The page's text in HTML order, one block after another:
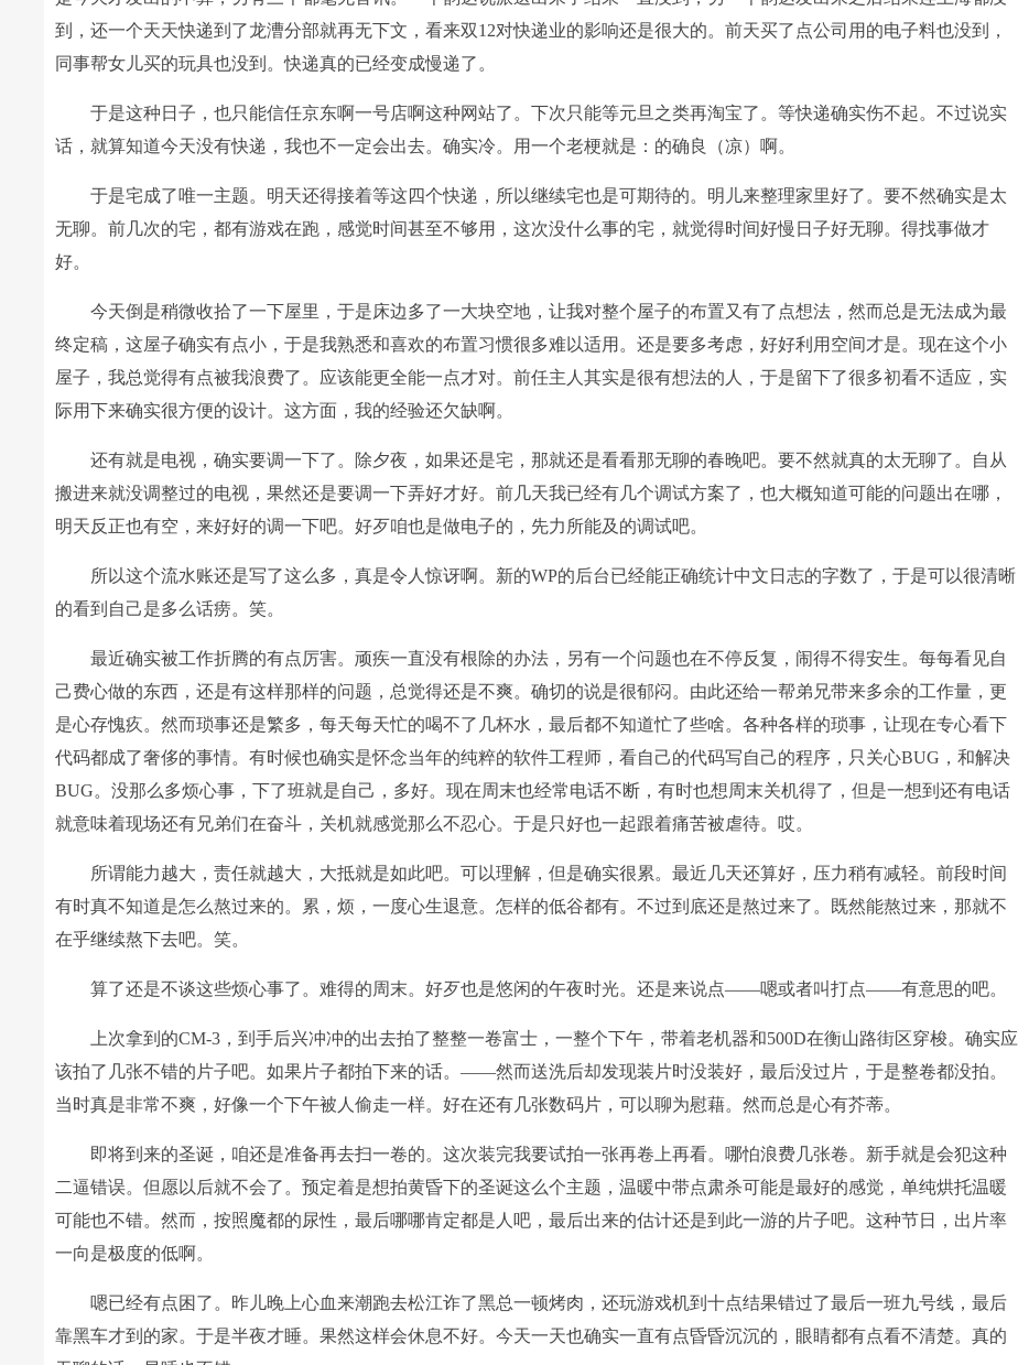
到，还一个天天快递到了龙漕分部就再无下文，看来双12对快递业的影响还是很大的。前天买了点公司用的电子料也没到，
同事帮女儿买的玩具也没到。快递真的已经变成慢递了。
于是这种日子，也只能信任京东啊一号店啊这种网站了。下次只能等元旦之类再淘宝了。等快递确实伤不起。不过说实
话，就算知道今天没有快递，我也不一定会出去。确实冷。用一个老梗就是：的确良（凉）啊。
于是宅成了唯一主题。明天还得接着等这四个快递，所以继续宅也是可期待的。明儿来整理家里好了。要不然确实是太
无聊。前几次的宅，都有游戏在跑，感觉时间甚至不够用，这次没什么事的宅，就觉得时间好慢日子好无聊。得找事做才
好。
今天倒是稍微收拾了一下屋里，于是床边多了一大块空地，让我对整个屋子的布置又有了点想法，然而总是无法成为最
终定稿，这屋子确实有点小，于是我熟悉和喜欢的布置习惯很多难以适用。还是要多考虑，好好利用空间才是。现在这个小
屋子，我总觉得有点被我浪费了。应该能更全能一点才对。前任主人其实是很有想法的人，于是留下了很多初看不适应，实
际用下来确实很方便的设计。这方面，我的经验还欠缺啊。
还有就是电视，确实要调一下了。除夕夜，如果还是宅，那就还是看看那无聊的春晚吧。要不然就真的太无聊了。自从
搬进来就没调整过的电视，果然还是要调一下弄好才好。前几天我已经有几个调试方案了，也大概知道可能的问题出在哪，
明天反正也有空，来好好的调一下吧。好歹咱也是做电子的，先力所能及的调试吧。
所以这个流水账还是写了这么多，真是令人惊讶啊。新的WP的后台已经能正确统计中文日志的字数了，于是可以很清晰
的看到自己是多么话痨。笑。
最近确实被工作折腾的有点厉害。顽疾一直没有根除的办法，另有一个问题也在不停反复，闹得不得安生。每每看见自
己费心做的东西，还是有这样那样的问题，总觉得还是不爽。确切的说是很郁闷。由此还给一帮弟兄带来多余的工作量，更
是心存愧疚。然而琐事还是繁多，每天每天忙的喝不了几杯水，最后都不知道忙了些啥。各种各样的琐事，让现在专心看下
代码都成了奢侈的事情。有时候也确实是怀念当年的纯粹的软件工程师，看自己的代码写自己的程序，只关心BUG，和解决
BUG。没那么多烦心事，下了班就是自己，多好。现在周末也经常电话不断，有时也想周末关机得了，但是一想到还有电话
就意味着现场还有兄弟们在奋斗，关机就感觉那么不忍心。于是只好也一起跟着痛苦被虐待。哎。
所谓能力越大，责任就越大，大抵就是如此吧。可以理解，但是确实很累。最近几天还算好，压力稍有减轻。前段时间
有时真不知道是怎么熬过来的。累，烦，一度心生退意。怎样的低谷都有。不过到底还是熬过来了。既然能熬过来，那就不
在乎继续熬下去吧。笑。
算了还是不谈这些烦心事了。难得的周末。好歹也是悠闲的午夜时光。还是来说点——嗯或者叫打点——有意思的吧。
上次拿到的CM-3，到手后兴冲冲的出去拍了整整一卷富士，一整个下午，带着老机器和500D在衡山路街区穿梭。确实应
该拍了几张不错的片子吧。如果片子都拍下来的话。——然而送洗后却发现装片时没装好，最后没过片，于是整卷都没拍。
当时真是非常不爽，好像一个下午被人偷走一样。好在还有几张数码片，可以聊为慰藉。然而总是心有芥蒂。
即将到来的圣诞，咱还是准备再去扫一卷的。这次装完我要试拍一张再卷上再看。哪怕浪费几张卷。新手就是会犯这种
二逼错误。但愿以后就不会了。预定着是想拍黄昏下的圣诞这么个主题，温暖中带点肃杀可能是最好的感觉，单纯烘托温暖
可能也不错。然而，按照魔都的尿性，最后哪哪肯定都是人吧，最后出来的估计还是到此一游的片子吧。这种节日，出片率
一向是极度的低啊。
嗯已经有点困了。昨儿晚上心血来潮跑去松江诈了黑总一顿烤肉，还玩游戏机到十点结果错过了最后一班九号线，最后
靠黑车才到的家。于是半夜才睡。果然这样会休息不好。今天一天也确实一直有点昏昏沉沉的，眼睛都有点看不清楚。真的